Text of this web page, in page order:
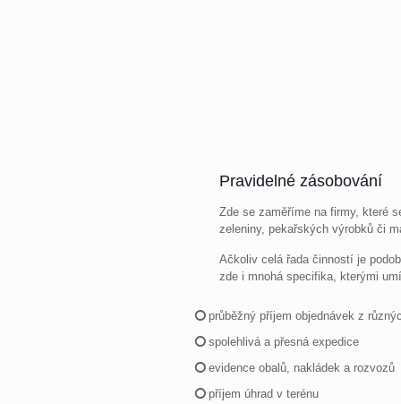
Pravidelné zásobování
Zde se zaměříme na firmy, které
zeleniny, pekařských výrobků či
Ačkoliv celá řada činností je
zde i mnohá specifika, kterými
průběžný příjem objednávek z
spolehlivá a přesná expedice
evidence obalů, nakládek a rozvozů
příjem úhrad v terénu